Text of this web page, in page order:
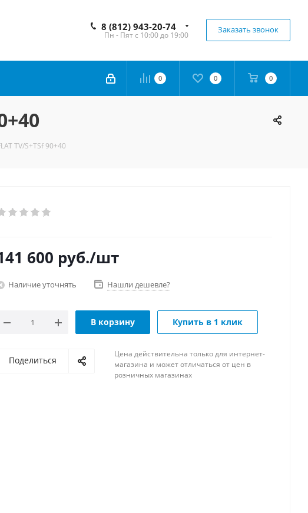
8 (812) 943-20-74
Пн - Пят с 10:00 до 19:00
Заказать звонок
0 0 0
TV/S+TSf 90+40
600 руб./шт
Наличие уточнять Нашли дешевле?
В корзину Купить в 1 клик
Поделиться
Цена действительна только для интернет-
магазина и может отличаться от цен в
розничных магазинах